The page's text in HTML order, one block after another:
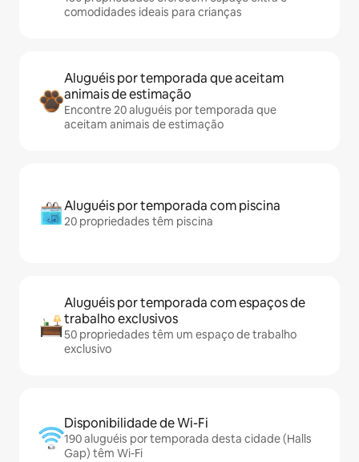
comodidades ideais para crianças
Aluguéis por temporada que aceitam
animais de estimação
Encontre 20 aluguéis por temporada que
aceitam animais de estimação
Aluguéis por temporada com piscina
20 propriedades têm piscina
Aluguéis por temporada com espaços de
trabalho exclusivos
50 propriedades têm um espaço de trabalho
exclusivo
Disponibilidade de Wi-Fi
190 aluguéis por temporada desta cidade (Halls
Gap) têm Wi-Fi